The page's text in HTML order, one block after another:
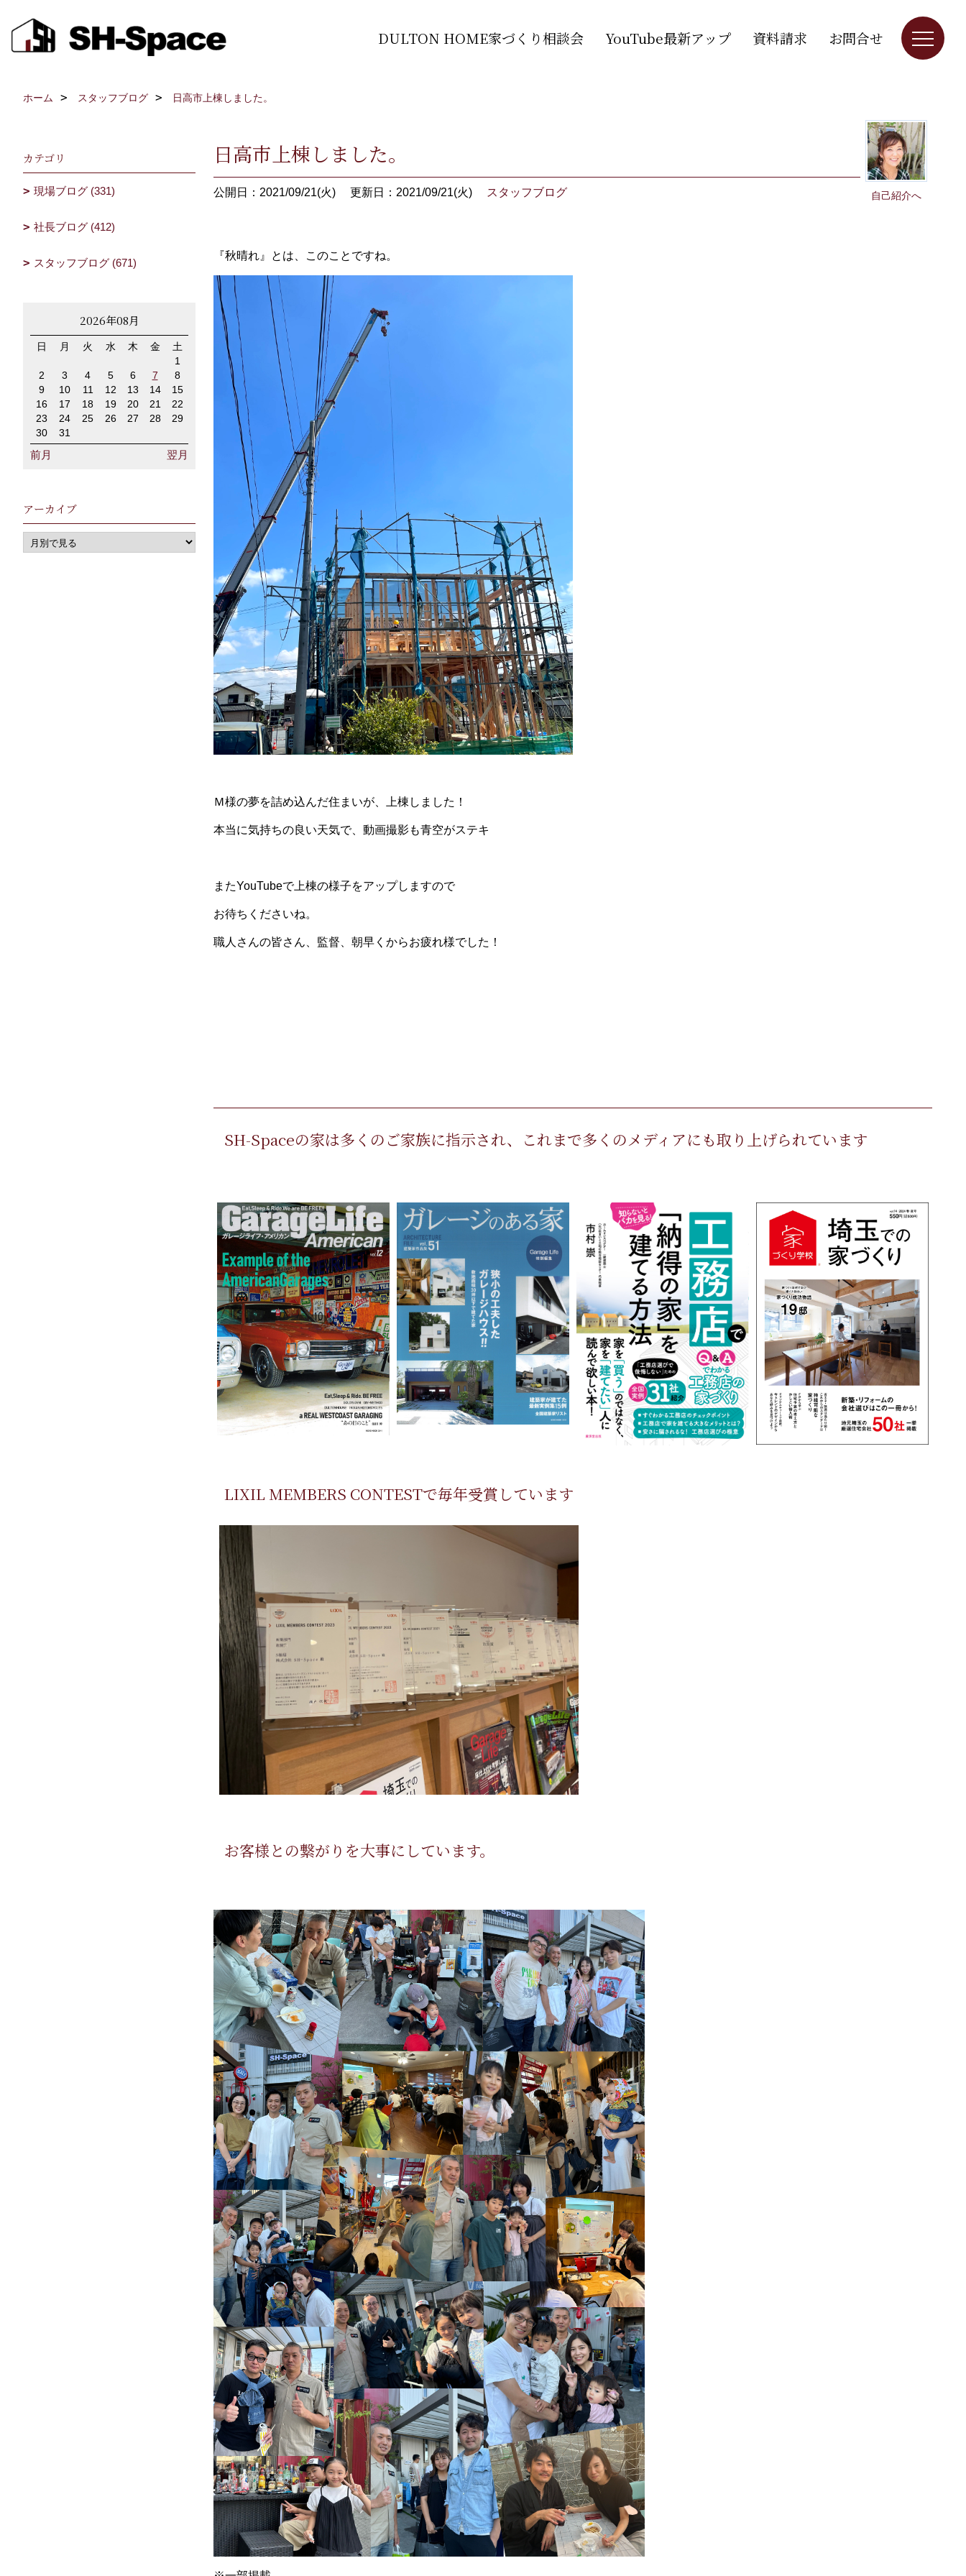
DULTON HOME家づくり相談会 YouTube最新アップ 資料請求 お問合せ
ホーム スタッフブログ 日高市上棟しました。
自己紹介へ
日高市上棟しました。
公開日：2021/09/21(火) 更新日：2021/09/21(火) スタッフブログ
『秋晴れ』とは、このことですね。
Ｍ様の夢を詰め込んだ住まいが、上棟しました！
本当に気持ちの良い天気で、動画撮影も青空がステキ
またYouTubeで上棟の様子をアップしますので
お待ちくださいね。
職人さんの皆さん、監督、朝早くからお疲れ様でした！
SH-Spaceの家は多くのご家族に指示され、これまで多くのメディアにも取り上げられています
LIXIL MEMBERS CONTESTで毎年受賞しています
お客様との繋がりを大事にしています。
カテゴリ
現場ブログ (331)
社長ブログ (412)
スタッフブログ (671)
2026年08月
日 月 火 水 木 金
土
1
2
3 4 5 6 7
8
9
10 11 12 13 14
15
16
17 18 19 20 21
22
23
24 25 26 27 28
29
30
31
前月 翌月
アーカイブ